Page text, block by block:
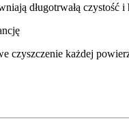
długotrwałą czystość
czyszczenie każdej